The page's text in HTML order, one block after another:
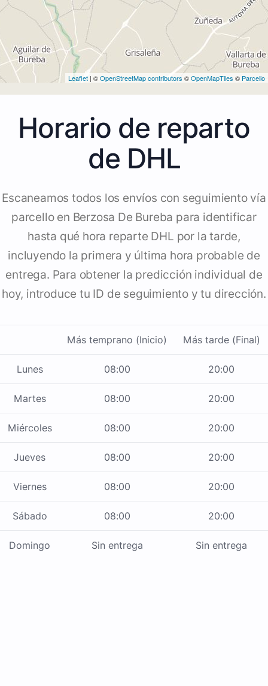
Leaflet | ©OpenStreetMap contributors ©OpenMapTiles © Parcello
Horario de reparto
de DHL
Escaneamos todos los envíos con seguimiento vía
parcello en Berzosa De Bureba para identificar
hasta qué hora reparte DHL por la tarde,
incluyendo la primera y última hora probable de
entrega. Para obtener la predicción individual de
hoy, introduce tu ID de seguimiento y tu dirección.
Más temprano (Inicio) Más tarde (Final)
Lunes 08:00 20:00
Martes 08:00 20:00
Miércoles 08:00 20:00
Jueves 08:00 20:00
Viernes 08:00 20:00
Sábado 08:00 20:00
Domingo Sin entrega Sin entrega